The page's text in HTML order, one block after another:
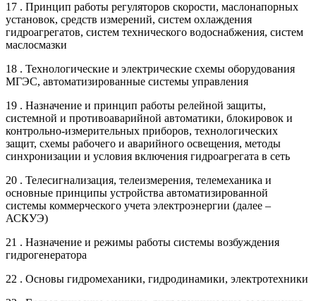
17 . Принцип работы регуляторов скорости, маслонапорных
установок, средств измерений, систем охлаждения
гидроагрегатов, систем технического водоснабжения, систем
маслосмазки
18 . Технологические и электрические схемы оборудования
МГЭС, автоматизированные системы управления
19 . Назначение и принцип работы релейной защиты,
системной и противоаварийной автоматики, блокировок и
контрольно-измерительных приборов, технологических
защит, схемы рабочего и аварийного освещения, методы
синхронизации и условия включения гидроагрегата в сеть
20 . Телесигнализация, телеизмерения, телемеханика и
основные принципы устройства автоматизированной
системы коммерческого учета электроэнергии (далее –
АСКУЭ)
21 . Назначение и режимы работы системы возбуждения
гидрогенератора
22 . Основы гидромеханики, гидродинамики, электротехники